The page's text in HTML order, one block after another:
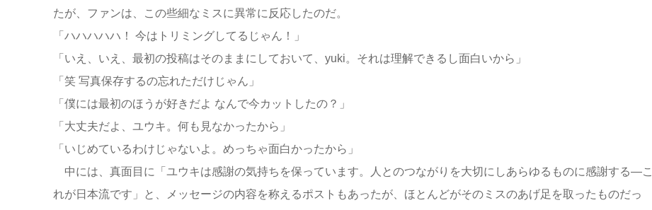
たが、ファンは、この些細なミスに異常に反応したのだ。
「ハハハハハ！ 今はトリミングしてるじゃん！」
「いえ、いえ、最初の投稿はそのままにしておいて、yuki。それは理解できるし面白いから」
「笑 写真保存するの忘れただけじゃん」
「僕には最初のほうが好きだよ なんで今カットしたの？」
「大丈夫だよ、ユウキ。何も見なかったから」
「いじめているわけじゃないよ。めっちゃ面白かったから」
中には、真面目に「ユウキは感謝の気持ちを保っています。人とのつながりを大切にしあらゆるものに感謝する—こ
れが日本流です」と、メッセージの内容を称えるポストもあったが、ほとんどがそのミスのあげ足を取ったものだっ